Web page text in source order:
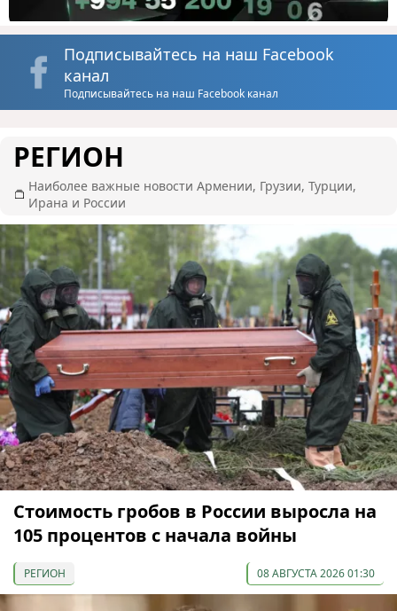
Подписывайтесь на наш Facebook
канал
Подписывайтесь на наш Facebook канал
РЕГИОН
Наиболее важные новости Армении, Грузии, Турции,
Ирана и России
Стоимость гробов в России выросла на
105 процентов с начала войны
РЕГИОН 08 АВГУСТА 2026 01:30